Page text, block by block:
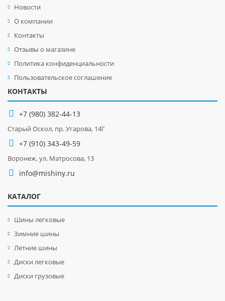
Новости
О компании
Контакты
Отзывы о магазине
Политика конфиденциальности
Пользовательское соглашение
КОНТАКТЫ
+7 (980) 382-44-13
Старый Оскол, пр. Угарова, 14Г
+7 (910) 343-49-59
Воронеж, ул. Матросова, 13
info@mishiny.ru
КАТАЛОГ
Шины легковые
Зимние шины
Летние шины
Диски легковые
Диски грузовые